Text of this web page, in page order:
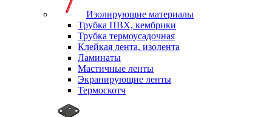
Изолирующие материалы
Трубка ПВХ, кембрики
Трубка термоусадочная
Клейкая лента, изолента
Ламинаты
Мастичные ленты
Экранирующие ленты
Термоскотч